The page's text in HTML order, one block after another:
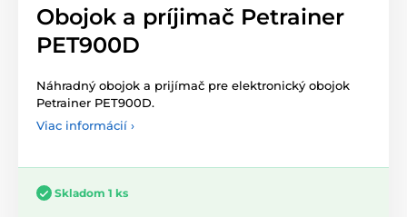
Obojok a príjimač Petrainer
PET900D
Náhradný obojok a prijímač pre elektronický obojok
Petrainer PET900D.
Viac informácií ›
Skladom 1 ks